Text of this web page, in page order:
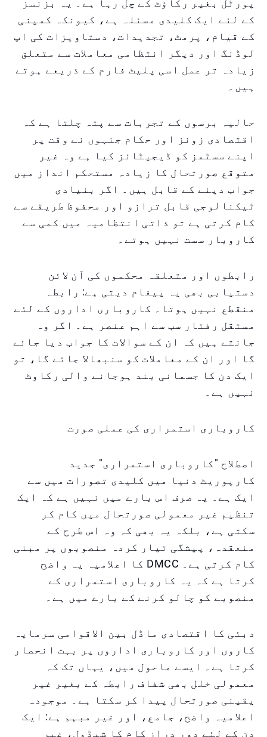
پورٹل بغیر رکاؤٹ کے چل رہا ہے۔ یہ بزنسز
کے لئے ایک کلیدی مسئلہ ہے، کیونکہ کمپنی
کے قیام، پرمٹ، تجدیدات، دستاویزات کی اپ
لوڈنگ اور دیگر انتظامی معاملات سے متعلق
زیادہ تر عمل اسی پلیٹ فارم کے ذریعے ہوتے
ہیں۔
حالیہ برسوں کے تجربات سے پتہ چلتا ہے کہ
اقتصادی زونز اور حکام جنہوں نے وقت پر
اپنے سسٹمز کو ڈیجیٹائز کیا ہے وہ غیر
متوقع صورتحال کا زیادہ مستحکم انداز میں
جواب دینے کے قابل ہیں۔ اگر بنیادی
ٹیکنالوجی قابل ترازو اور محفوظ طریقے سے
کام کرتی ہے تو ذاتی انتظامیہ میں کمی سے
کاروبار سست نہیں ہوتے۔
رابطوں اور متعلقہ محکموں کی آن لائن
دستیابی بھی یہ پیغام دیتی ہے: رابطہ
منقطع نہیں ہوتا۔ کاروباری اداروں کے لئے
مستقل رفتار سب سے اہم عنصر ہے۔ اگر وہ
جانتے ہیں کہ ان کے سوالات کا جواب دیا جائے
گا اور ان کے معاملات کو سنبھالا جائے گا، تو
ایک دن کا جسمانی بند ہوجانے والی رکاوٹ
نہیں ہے۔
کاروباری استمراری کی عملی صورت
اصطلاح "کاروباری استمراری" جدید
کارپوریٹ دنیا میں کلیدی تصورات میں سے
ایک ہے۔ یہ صرف اس بارے میں نہیں ہے کہ ایک
تنظیم غیر معمولی صورتحال میں کام کر
سکتی ہے، بلکہ یہ بھی کہ وہ اس طرح کے
منعقدہ، پیشگی تیار کردہ منصوبوں پر مبنی
کام کرتی ہے۔ DMCC کا اعلامیہ یہ واضح
کرتا ہے کہ یہ کاروباری استمراری کے
منصوبے کو چالو کرنے کے بارے میں ہے۔
دبئی کا اقتصادی ماڈل بین الاقوامی سرمایہ
کاروں اور کاروباری اداروں پر بہت انحصار
کرتا ہے۔ ایسے ماحول میں، یہاں تک کہ
معمولی خلل بھی شفاف رابطہ کے بغیر غیر
یقینی صورتحال پیدا کر سکتا ہے۔ موجودہ
اعلامیہ واضح، جامع، اور غیر مبہم ہے: ایک
دن کے لئے دور دراز کام کا شیڈول، غیر